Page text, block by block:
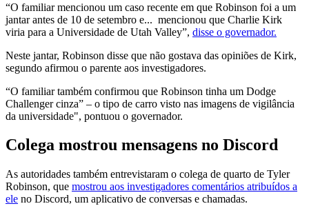
“O familiar mencionou um caso recente em que Robinson foi a um
jantar antes de 10 de setembro e... mencionou que Charlie Kirk
viria para a Universidade de Utah Valley”, disse o governador.
Neste jantar, Robinson disse que não gostava das opiniões de Kirk,
segundo afirmou o parente aos investigadores.
“O familiar também confirmou que Robinson tinha um Dodge
Challenger cinza” – o tipo de carro visto nas imagens de vigilância
da universidade", pontuou o governador.
Colega mostrou mensagens no Discord
As autoridades também entrevistaram o colega de quarto de Tyler
Robinson, que mostrou aos investigadores comentários atribuídos a
ele no Discord, um aplicativo de conversas e chamadas.